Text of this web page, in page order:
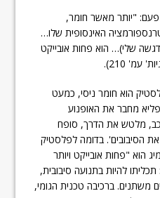
"יותר מאשר חומר,
האינסופית שלו…
שלי)… הוא פחות אובייקט
עמ' 210).
הוא חומר ניסי, כמעט
מחבר את האופנוע
מלטש את הדרך, סופח
את הסיבובים'. בדומה לפלסטיק
הוא "פחות אובייקט ויותר
להיות בתנועה סיבובית,
משתנים. ברכיבה טכנית הגומי,